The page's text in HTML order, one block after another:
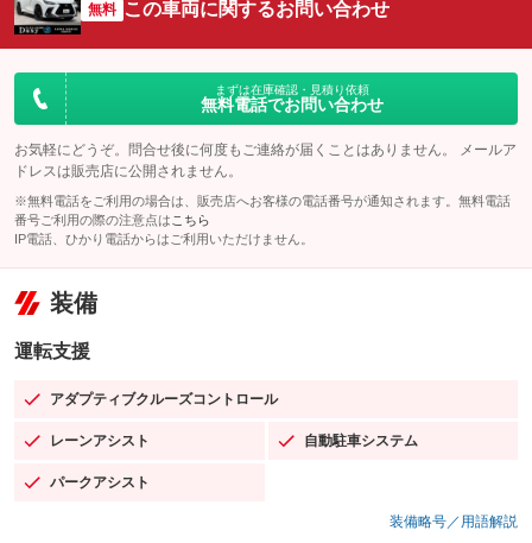
無料 この車両に関するお問い合わせ
まずは在庫確認・見積り依頼
無料電話でお問い合わせ
お気軽にどうぞ。問合せ後に何度もご連絡が届くことはありません。 メールア
ドレスは販売店に公開されません。
※無料電話をご利用の場合は、販売店へお客様の電話番号が通知されます。無料電話
番号ご利用の際の注意点は こちら
IP電話、ひかり電話からはご利用いただけません。
装備
運転支援
アダプティブクルーズコントロール
：装備あり
レーンアシスト
：装備あり 自動駐車システム
：装備あり
パークアシスト
：装備あり
装備略号／用語解説